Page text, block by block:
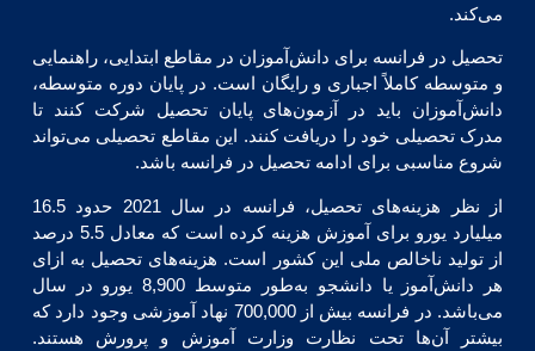
می‌کند.
تحصیل در فرانسه برای دانش‌آموزان در مقاطع ابتدایی، راهنمایی
و متوسطه کاملاً اجباری و رایگان است. در پایان دوره متوسطه،
دانش‌آموزان باید در آزمون‌های پایان تحصیل شرکت کنند تا
مدرک تحصیلی خود را دریافت کنند. این مقاطع تحصیلی می‌تواند
شروع مناسبی برای ادامه تحصیل در فرانسه باشد.
از نظر هزینه‌های تحصیل، فرانسه در سال 2021 حدود 16.5
میلیارد یورو برای آموزش هزینه کرده است که معادل 5.5 درصد
از تولید ناخالص ملی این کشور است. هزینه‌های تحصیل به ازای
هر دانش‌آموز یا دانشجو به‌طور متوسط 8,900 یورو در سال
می‌باشد. در فرانسه بیش از 700,000 نهاد آموزشی وجود دارد که
بیشتر آن‌ها تحت نظارت وزارت آموزش و پرورش هستند.